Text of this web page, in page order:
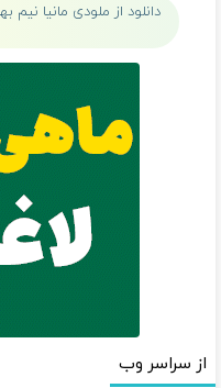
دانلود از ملودی مانیا
از سراسر وب